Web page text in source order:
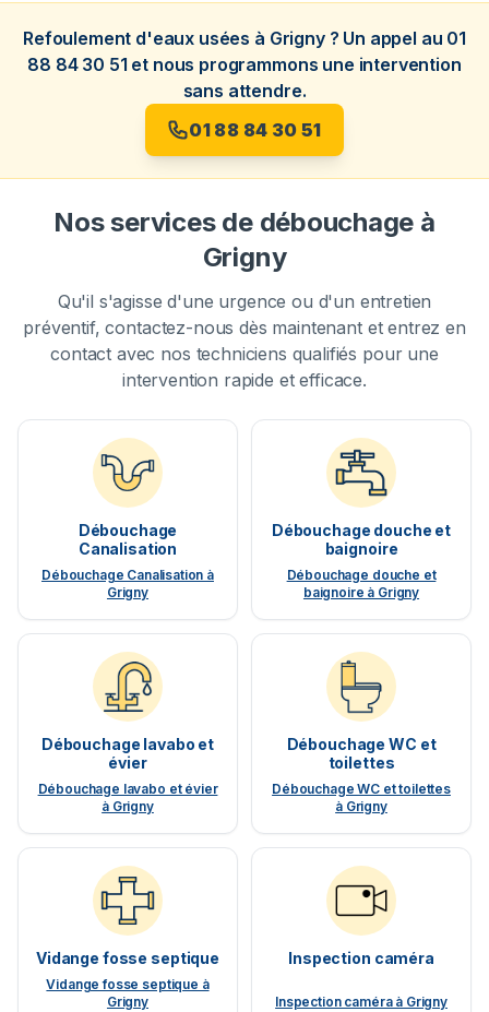
Refoulement d'eaux usées à Grigny ? Un appel au 01
88 84 30 51 et nous programmons une intervention
sans attendre.
01 88 84 30 51
Nos services de débouchage à
Grigny
Qu'il s'agisse d'une urgence ou d'un entretien
préventif, contactez-nous dès maintenant et entrez en
contact avec nos techniciens qualifiés pour une
intervention rapide et efficace.
Débouchage
Canalisation
Débouchage Canalisation à
Grigny
Débouchage douche et
baignoire
Débouchage douche et
baignoire à Grigny
Débouchage lavabo et
évier
Débouchage lavabo et évier
à Grigny
Débouchage WC et
toilettes
Débouchage WC et toilettes
à Grigny
Vidange fosse septique
Vidange fosse septique à
Grigny
Inspection caméra
Inspection caméra à Grigny